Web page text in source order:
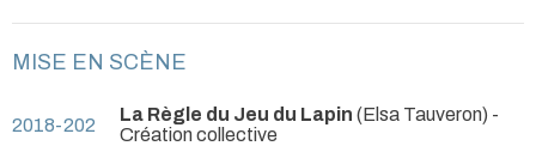
MISE EN SCÈNE
2018-202 La Règle du Jeu du Lapin (Elsa Tauveron) -
Création collective